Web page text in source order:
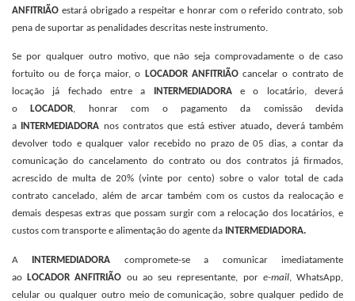
ANFITRIÃO estará obrigado a respeitar e honrar com o referido contrato, sob
pena de suportar as penalidades descritas neste instrumento.
Se por qualquer outro motivo, que não seja comprovadamente o de caso
fortuito ou de força maior, o
LOCADOR ANFITRIÃOcancelar o contrato de
locação já fechado entre a
INTERMEDIADORAe o locatário, deverá
o
LOCADOR, honrar com o pagamento da comissão devida
a
INTERMEDIADORA nos contratos que está estiver atuado, deverá também
devolver todo e qualquer valor recebido no prazo de 05 dias, a contar da
comunicação do cancelamento do contrato ou dos contratos já firmados,
acrescido de multa de 20% (vinte por cento) sobre o valor total de cada
contrato cancelado, além de arcar também com os custos da realocação e
demais despesas extras que possam surgir com a relocação dos locatários, e
custos com transporte e alimentação do agente da
INTERMEDIADORA.
A INTERMEDIADORA compromete-se a comunicar imediatamente
ao
LOCADOR ANFITRIÃO ou ao seu representante, por e-mail, WhatsApp,
celular ou qualquer outro meio de comunicação, sobre qualquer pedido de